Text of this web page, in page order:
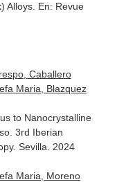
Alloys. En: Revue
Caballero
Maria, Blazquez
to Nanocrystalline
3rd Iberian
Sevilla. 2024
Maria, Moreno